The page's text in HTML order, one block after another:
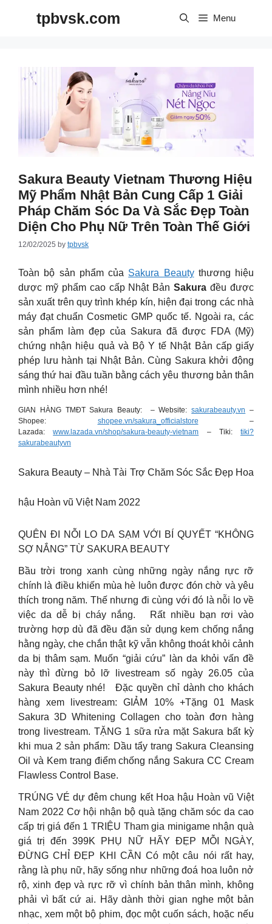
tpbvsk.com Menu
Sakura Beauty Vietnam Thương Hiệu
Mỹ Phẩm Nhật Bản Cung Cấp 1 Giải
Pháp Chăm Sóc Da Và Sắc Đẹp Toàn
Diện Cho Phụ Nữ Trên Toàn Thế Giới
12/02/2025 by tpbvsk
Toàn bộ sản phẩm của Sakura Beautythương hiệu
dược mỹ phẩm cao cấp Nhật BảnSakura đều được
sản xuất trên quy trình khép kín, hiện đại trong các nhà
máy đạt chuẩn Cosmetic GMP quốc tế. Ngoài ra, các
sản phẩm làm đẹp của Sakura đã được FDA (Mỹ)
chứng nhận hiệu quả và Bộ Y tế Nhật Bản cấp giấy
phép lưu hành tại Nhật Bản.Cùng Sakura khởi động
sáng thứ hai đầu tuần bằng cách yêu thương bản thân
mình nhiều hơn nhé!
GIAN HÀNG TMĐT Sakura Beauty: – Website:sakurabeauty.vn –
Shopee: shopee.vn/sakura_officialstore –
Lazada:www.lazada.vn/shop/sakura-beauty-vietnam – Tiki: tiki?
sakurabeautyvn
Sakura Beauty – Nhà Tài Trợ Chăm Sóc Sắc Đẹp Hoa
hậu Hoàn vũ Việt Nam 2022
QUÊN ĐI NỖI LO DA SẠM VỚI BÍ QUYẾT “KHÔNG
SỢ NẮNG” TỪ SAKURA BEAUTY
Bầu trời trong xanh cùng những ngày nắng rực rỡ
chính là điều khiến mùa hè luôn được đón chờ và yêu
thích trong năm. Thế nhưng đi cùng với đó là nỗi lo về
việc da dễ bị cháy nắng. Rất nhiều bạn rơi vào
trường hợp dù đã đều đặn sử dụng kem chống nắng
hằng ngày, che chắn thật kỹ vẫn không thoát khỏi cảnh
da bị thâm sạm. Muốn “giải cứu” làn da khỏi vấn đề
này thì đừng bỏ lỡ livestream số ngày 26.05 của
Sakura Beauty nhé! Đặc quyền chỉ dành cho khách
hàng xem livestream: GIẢM 10% +Tặng 01 Mask
Sakura 3D Whitening Collagen cho toàn đơn hàng
trong livestream. TẶNG 1 sữa rửa mặt Sakura bất kỳ
khi mua 2 sản phẩm: Dầu tẩy trang Sakura Cleansing
Oil và Kem trang điểm chống nắng Sakura CC Cream
Flawless Control Base.
TRÚNG VÉ dự đêm chung kết Hoa hậu Hoàn vũ Việt
Nam 2022 Cơ hội nhận bộ quà tặng chăm sóc da cao
cấp trị giá đến 1 TRIỆU Tham gia minigame nhận quà
giá trị đến 399K PHỤ NỮ HÃY ĐẸP MỖI NGÀY,
ĐỪNG CHỈ ĐẸP KHI CẦN Có một câu nói rất hay,
rằng là phụ nữ, hãy sống như những đoá hoa luôn nở
rộ, xinh đẹp và rực rỡ vì chính bản thân mình, không
phải vì bất cứ ai. Hãy dành thời gian nghe một bản
nhạc, xem một bộ phim, đọc một cuốn sách, hoặc nếu